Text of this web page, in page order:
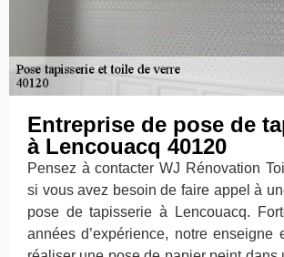
Entreprise de pose de
à Lencouacq 40120
Pensez à contacter WJ Rénovation
si vous avez besoin de faire appel à
pose de tapisserie à Lencouacq.
années d’expérience, notre enseigne